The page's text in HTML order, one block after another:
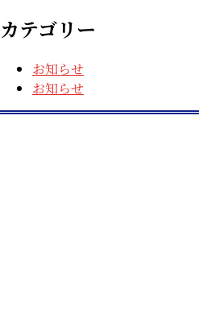
カテゴリー
お知らせ
お知らせ